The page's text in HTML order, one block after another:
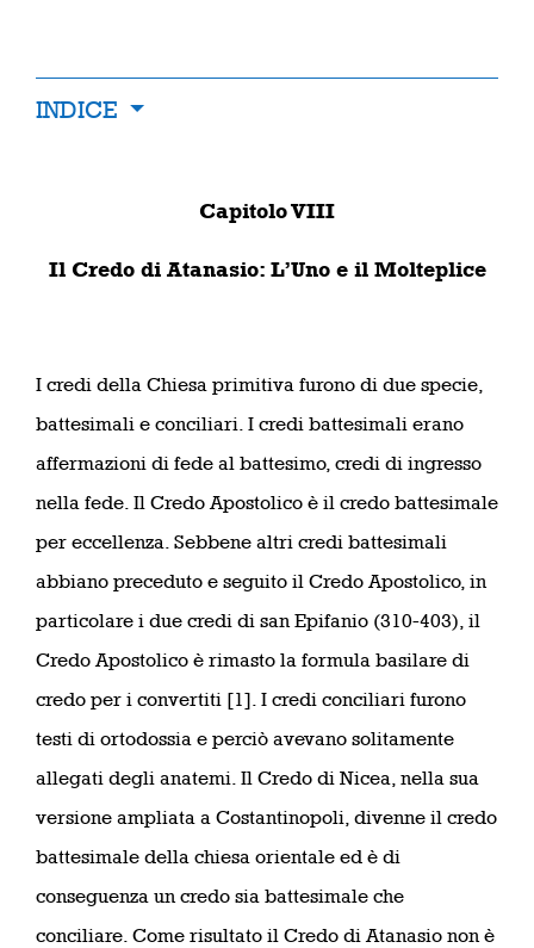
INDICE
Capitolo VIII
Il Credo di Atanasio: L’Uno e il Molteplice
I credi della Chiesa primitiva furono di due specie,
battesimali e conciliari. I credi battesimali erano
affermazioni di fede al battesimo, credi di ingresso
nella fede. Il Credo Apostolico è il credo battesimale
per eccellenza. Sebbene altri credi battesimali
abbiano preceduto e seguito il Credo Apostolico, in
particolare i due credi di san Epifanio (310-403), il
Credo Apostolico è rimasto la formula basilare di
credo per i convertiti [1]. I credi conciliari furono
testi di ortodossia e perciò avevano solitamente
allegati degli anatemi. Il Credo di Nicea, nella sua
versione ampliata a Costantinopoli, divenne il credo
battesimale della chiesa orientale ed è di
conseguenza un credo sia battesimale che
conciliare. Come risultato il Credo di Atanasio non è